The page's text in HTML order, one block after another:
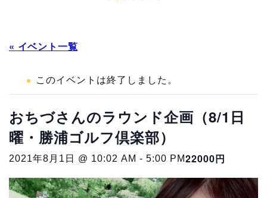
« イベント一覧
このイベントは終了しました。
おちづさんのラウンド企画（8/1日
曜・勝浦ゴルフ倶楽部）
2021年8月1日 @ 10:02 AM - 5:00 PM22000円